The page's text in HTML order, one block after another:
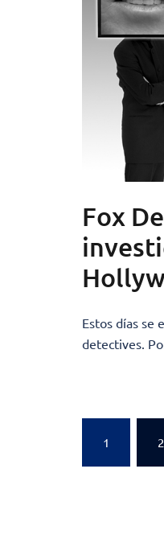
Fox
Estos días se
detectives.
de
1 2